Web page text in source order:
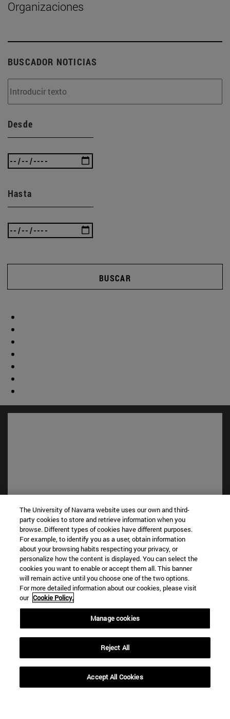
Organizaciones
BUSCADOR NOTICIAS
Desde
Hasta
BUSCAR
Accesos directos
Biblioteca(abre en nueva ventana)
Mi correo(abre en nueva ventana)
Aula virtual ADI(abre en nueva ventana)
Búsqueda de personas(abre en nueva ventana)
Trabaja con nosotros(abre en nueva ventana)
Información
TFNO +34 948 42 56 00
¿QUÉ GRADO TE INTERESA?
¿QUÉ MÁSTER TE INTERESA?
© Universidad de Navarra
Información legal
Accesibilidad
The University of Navarra website uses our own and third-
party cookies to store and retrieve information when you
browse. Different types of cookies have different purposes.
For example, to identify you as a user, obtain information
about your browsing habits respecting your privacy, or
personalize how the content is displayed. You can select the
cookies you want to enable or accept them all. This banner
will remain active until you choose one of the two options.
For more detailed information about our cookies, please visit
our Cookie Policy.
Manage cookies
Reject All
Accept All Cookies